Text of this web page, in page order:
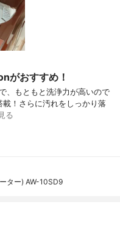
がおすすめ！
、もともと洗浄力が高いので
！さらに汚れをしっかり落
る
ター) AW-10SD9